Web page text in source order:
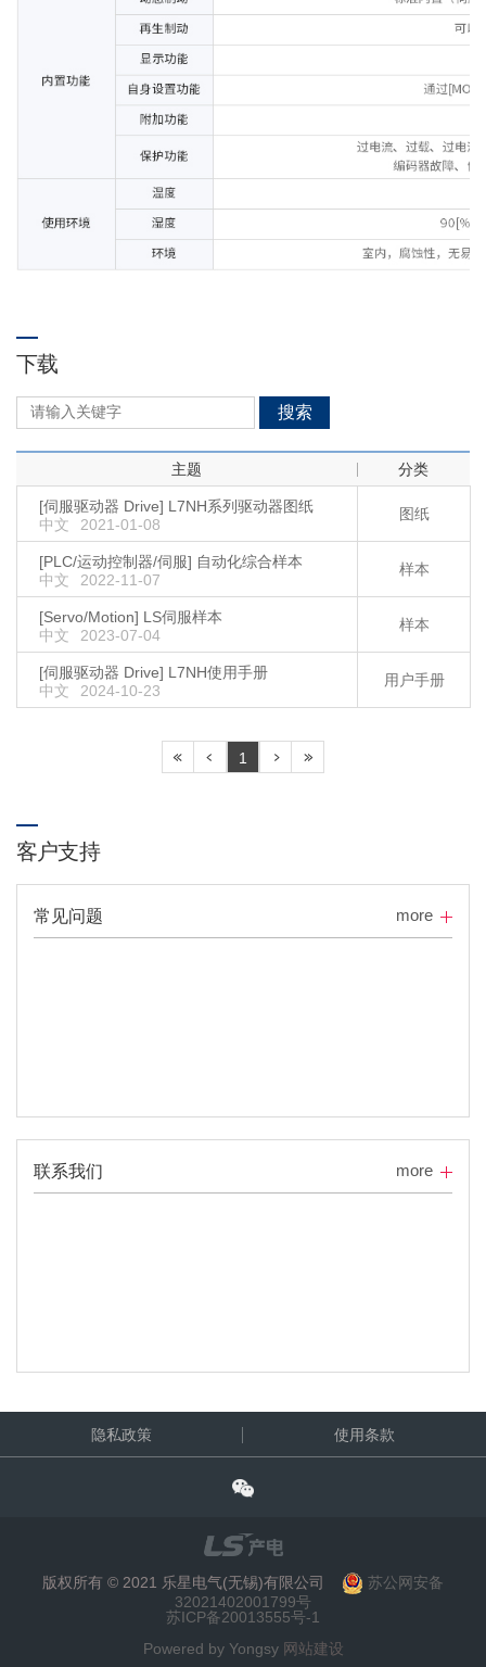
下载
搜索
主题 分类
[伺服驱动器 Drive] L7NH系列驱动器图纸
中文
2021-01-08
图纸
[PLC/运动控制器/伺服] 自动化综合样本
中文
2022-11-07
样本
[Servo/Motion] LS伺服样本
中文
2023-07-04
样本
[伺服驱动器 Drive] L7NH使用手册
中文
2024-10-23
用户手册
1
客户支持
常见问题 more
联系我们 more
隐私政策 使用条款
版权所有 © 2021 乐星电气(无锡)有限公司
苏公网安备
32021402001799号
苏ICP备20013555号-1
Powered by Yongsy 网站建设